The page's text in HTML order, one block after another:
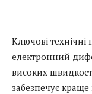
Ключові
електронний
високих
забезпечує